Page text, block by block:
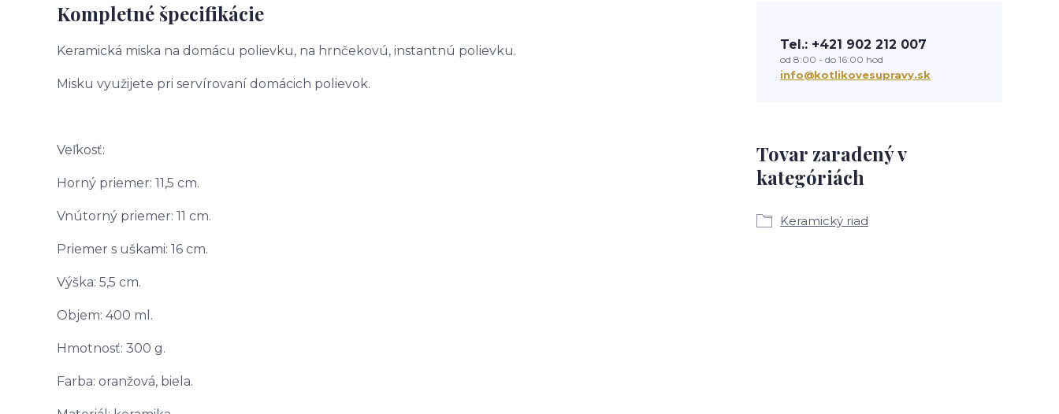
Kompletné špecifikácie
Keramická miska na domácu polievku, na hrnčekovú, instantnú polievku.
Misku využijete pri servírovaní domácich polievok.
Veľkosť:
Horný priemer: 11,5 cm.
Vnútorný priemer: 11 cm.
Priemer s uškami: 16 cm.
Výška: 5,5 cm.
Objem: 400 ml.
Hmotnosť: 300 g.
Farba: oranžová, biela.
Tovar zaradený v
kategóriách
Keramický riad
Tel.: +421 902 212 007
od 8:00 - do 16:00 hod
info@kotlikovesupravy.sk